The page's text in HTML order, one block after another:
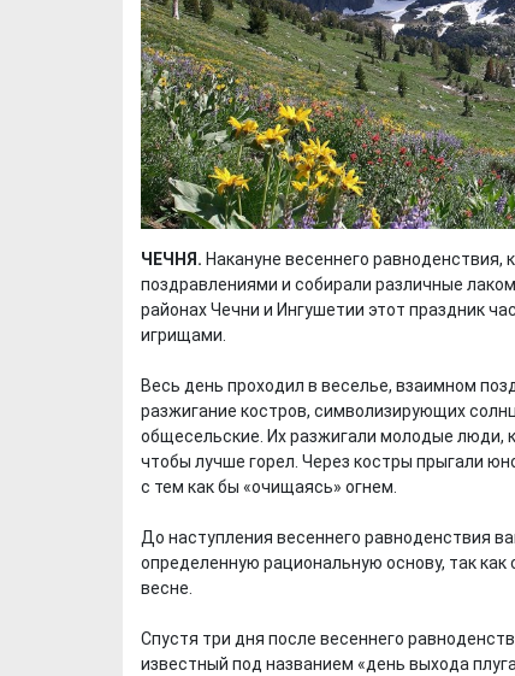
ЧЕЧНЯ. Накануне весеннего равноденствия,
поздравлениями и собирали различные
районах Чечни и Ингушетии этот праздник
игрищами.
Весь день проходил в веселье, взаимном
разжигание костров, символизирующих
общесельские. Их разжигали молодые люди,
чтобы лучше горел. Через костры прыгали
с тем как бы «очищаясь» огнем.
До наступления весеннего равноденствия
определенную рациональную основу, так
весне.
Спустя три дня после весеннего
известный под названием «день выхода